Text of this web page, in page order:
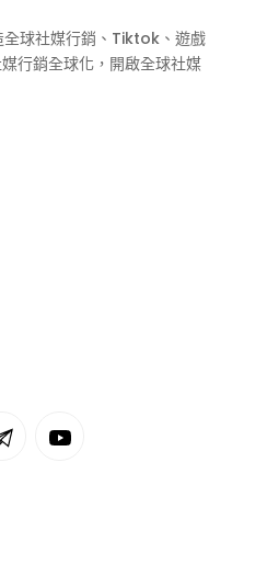
球社媒行銷、Tiktok、遊戲
行銷全球化，開啟全球社媒